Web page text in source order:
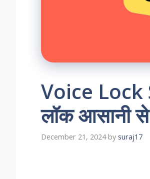
Voice Lock
लॉक आसानी
December 21, 2024 by suraj17